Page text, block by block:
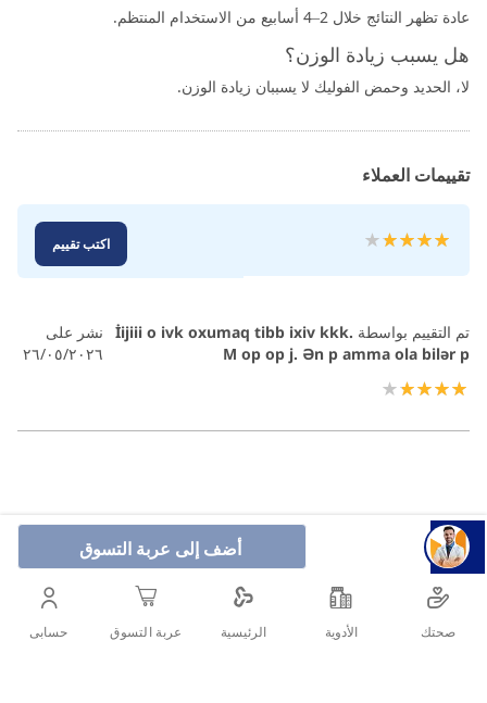
أضف إلى عربة التسوق
عادة تظهر النتائج خلال 2–4 أسابيع من الاستخدام المنتظم.
هل يسبب زيادة الوزن؟
لا، الحديد وحمض الفوليك لا يسببان زيادة الوزن.
تقييمات العملاء
تقييم:
اكتب تقييم
تم التقييم بواسطة İijiii o ivk oxumaq tibb ixiv kkk.
M op op j. Ən p amma ola bilər p
نشر على
٢٦/٠٥/٢٠٢٦
صحتك الأدوية الرئيسية عربة التسوق حسابى